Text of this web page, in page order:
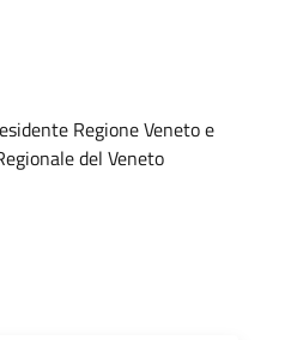
Regione Veneto e
del Veneto